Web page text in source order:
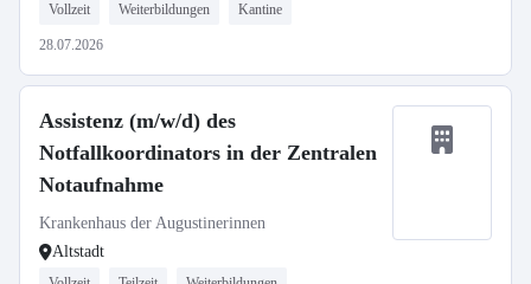
Vollzeit Weiterbildungen Kantine
28.07.2026
Assistenz (m/w/d) des
Notfallkoordinators in der Zentralen
Notaufnahme
Krankenhaus der Augustinerinnen
Altstadt